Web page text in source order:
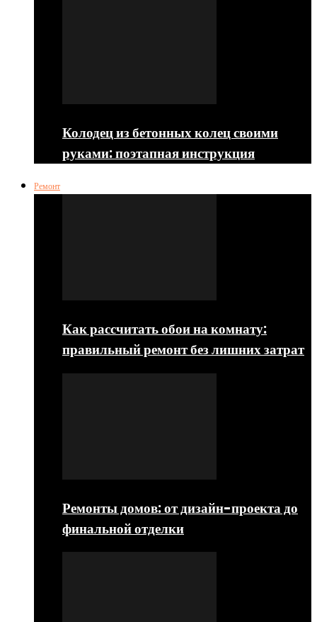
Колодец из бетонных колец своими
руками: поэтапная инструкция
Ремонт
Как рассчитать обои на комнату:
правильный ремонт без лишних затрат
Ремонты домов: от дизайн-проекта до
финальной отделки